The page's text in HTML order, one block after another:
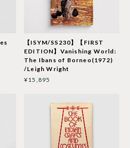
【ISYM/SS230】【FIRST
EDITION】Vanishing World:
The Ibans of Borneo(1972)
/Leigh Wright
¥15,895